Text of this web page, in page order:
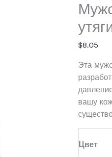
$8.05
Эта
вашу
Цвет
Tank
Top